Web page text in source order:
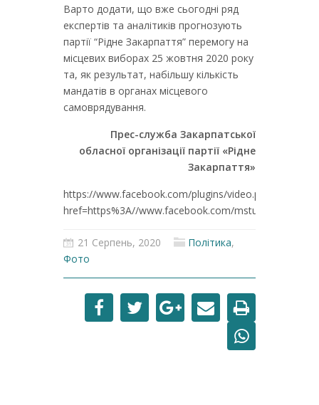
Варто додати, що вже сьогодні ряд
експертів та аналітиків прогнозують
партії “Рідне Закарпаття” перемогу на
місцевих виборах 25 жовтня 2020 року
та, як результат, набільшу кількість
мандатів в органах місцевого
самоврядування.
Прес-служба Закарпатської
обласної організації партії «Рідне
Закарпаття»
https://www.facebook.com/plugins/video.php?
href=https%3A//www.facebook.com/mstudio.tv/
21 Серпень, 2020 Політика,
Фото